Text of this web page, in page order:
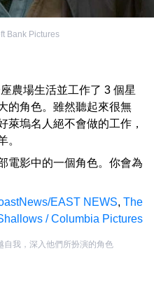
Bank Pictures
農場生活並工作了 3 個星
的角色。雖然聽起來很無
萊塢名人絕不會做的工作，
。
電影中的一個角色。你會為
EAST NEWS, The
/ Columbia Pictures
自我，深入他們所扮演的角色